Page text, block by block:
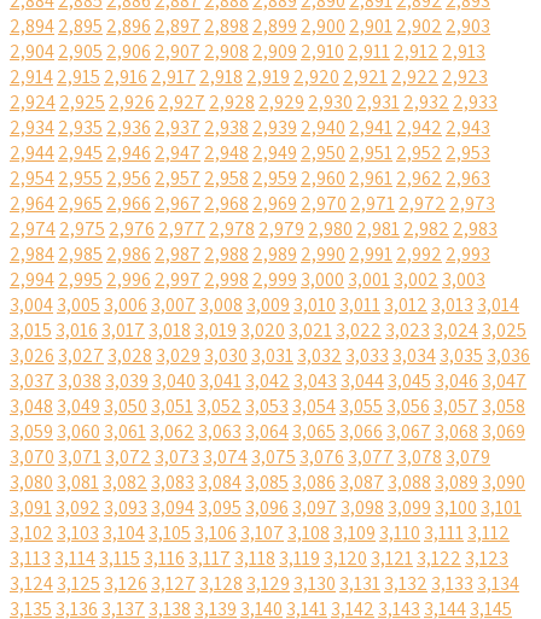
2,8942,895 2,896 2,897 2,898 2,899 2,900 2,9012,902 2,903
2,9042,905 2,906 2,907 2,908 2,909 2,910 2,9112,912 2,913
2,9142,915 2,916 2,917 2,918 2,919 2,920 2,9212,922 2,923
2,9242,925 2,926 2,927 2,928 2,929 2,930 2,9312,932 2,933
2,9342,935 2,936 2,937 2,938 2,939 2,940 2,9412,942 2,943
2,9442,945 2,946 2,947 2,948 2,949 2,950 2,9512,952 2,953
2,9542,955 2,956 2,957 2,958 2,959 2,960 2,9612,962 2,963
2,9642,965 2,966 2,967 2,968 2,969 2,970 2,9712,972 2,973
2,9742,975 2,976 2,977 2,978 2,979 2,980 2,9812,982 2,983
2,9842,985 2,986 2,987 2,988 2,989 2,990 2,9912,992 2,993
2,9942,995 2,996 2,997 2,998 2,999 3,000 3,0013,002 3,003
3,0043,005 3,006 3,007 3,008 3,009 3,010 3,0113,012 3,013 3,014
3,015 3,016 3,017 3,018 3,019 3,020 3,0213,022 3,023 3,0243,025
3,026 3,027 3,028 3,029 3,030 3,0313,032 3,033 3,0343,035 3,036
3,037 3,038 3,039 3,040 3,0413,042 3,043 3,0443,045 3,046 3,047
3,048 3,049 3,050 3,0513,052 3,053 3,0543,055 3,056 3,057 3,058
3,059 3,060 3,0613,062 3,063 3,0643,065 3,066 3,067 3,068 3,069
3,070 3,0713,072 3,073 3,0743,075 3,076 3,077 3,078 3,079
3,080 3,0813,082 3,083 3,0843,085 3,086 3,087 3,088 3,089 3,090
3,0913,092 3,093 3,0943,095 3,096 3,097 3,098 3,099 3,100 3,101
3,102 3,103 3,1043,105 3,106 3,107 3,108 3,109 3,110 3,1113,112
3,113 3,1143,115 3,116 3,117 3,118 3,119 3,120 3,1213,122 3,123
3,1243,125 3,126 3,127 3,128 3,129 3,130 3,1313,132 3,133 3,134
3,135 3,136 3,137 3,138 3,139 3,140 3,1413,142 3,143 3,1443,145